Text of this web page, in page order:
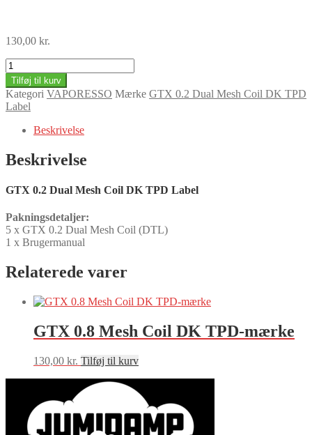
130,00 kr.
GTX
0.2
Dual
Mesh
Coil
Label
antal
Tilføj til kurv
Kategori VAPORESSO Mærke GTX 0.2 Dual Mesh Coil DK TPD
Label
Beskrivelse
Beskrivelse
GTX 0.2 Dual Mesh Coil DK TPD Label
Pakningsdetaljer:
5 x GTX 0.2 Dual Mesh Coil (DTL)
1 x Brugermanual
Relaterede varer
GTX 0.8 Mesh Coil DK TPD-mærke
130,00 kr. Tilføj til kurv